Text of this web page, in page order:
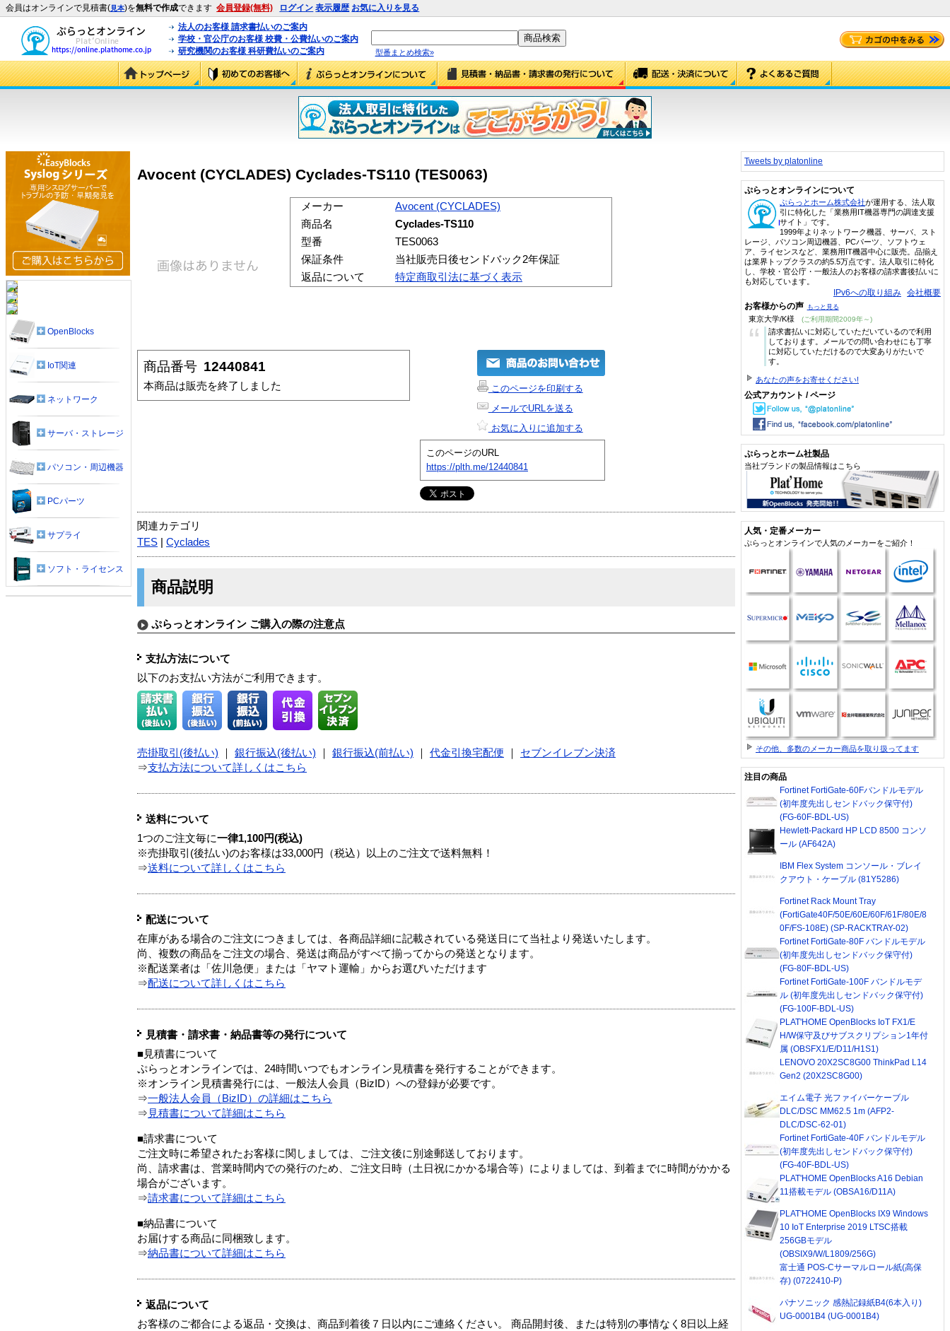
会員はオンラインで見積書(見本)を無料で作成できます 会員登録(無料) ログイン 表示履歴 お気に入りを見る
法人のお客様 請求書払いのご案内
学校・官公庁のお客様 校費・公費払いのご案内
研究機関のお客様 科研費払いのご案内
型番まとめ検索»
Avocent (CYCLADES) Cyclades-TS110 (TES0063)
メーカー
Avocent (CYCLADES)
商品名
Cyclades-TS110
型番
TES0063
保証条件
当社販売日後センドバック2年保証
返品について
特定商取引法に基づく表示
商品番号 12440841
本商品は販売を終了しました
このページを印刷する
メールでURLを送る
お気に入りに追加する
このページのURL
https://plth.me/12440841
関連カテゴリ
TES
Cyclades
商品説明
ぷらっとオンライン ご購入の際の注意点
支払方法について
以下のお支払い方法がご利用できます。
売掛取引(後払い) 銀行振込(後払い) 銀行振込(前払い) 代金引換宅配便
セブンイレブン決済
⇒支払方法について詳しくはこちら
送料について
1つのご注文毎に一律1,100円(税込)
※売掛取引(後払い)のお客様は33,000円（税込）以上のご注文で送料無料！
⇒送料について詳しくはこちら
配送について
在庫がある場合のご注文につきましては、各商品詳細に記載されている発送日にて当社より発送いたします。
尚、複数の商品をご注文の場合、発送は商品がすべて揃ってからの発送となります。
※配送業者は「佐川急便」または「ヤマト運輸」からお選びいただけます
⇒配送について詳しくはこちら
見積書・請求書・納品書等の発行について
■見積書について
ぷらっとオンラインでは、24時間いつでもオンライン見積書を発行することができます。
※オンライン見積書発行には、一般法人会員（BizID）への登録が必要です。
⇒一般法人会員（BizID）の詳細はこちら
⇒ 見積書について詳細はこちら
■請求書について
ご注文時に希望されたお客様に関しましては、ご注文後に別途郵送しております。
尚、請求書は、営業時間内での発行のため、ご注文日時（土日祝にかかる場合等）によりましては、到着までに時間がかかる
場合がございます。
⇒請求書について詳細はこちら
■納品書について
お届けする商品に同梱致します。
⇒納品書について詳細はこちら
返品について
お客様のご都合による返品・交換は、商品到着後７日以内にご連絡ください。 商品開封後、または特別の事情なく8日以上経
OpenBlocks
IoT関連
ネットワーク
サーバ・ストレージ
パソコン・周辺機器
PCパーツ
サプライ
ソフト・ライセンス
Tweets by platonline
ぷらっとオンラインについて
ぷらっとホーム株式会社が運用する、法人取
引に特化した「業務用IT機器専門の調達支援
サイト」です。
1999年よりネットワーク機器、サーバ、スト
レージ、パソコン周辺機器、PCパーツ、ソフトウェ
ア、ライセンスなど、業務用IT機器中心に販売。品揃え
は業界トップクラスの約5.5万点です。法人取引に特化
し、学校・官公庁・一般法人のお客様の請求書後払いに
も対応しています。
IPv6への取り組み 会社概要
お客様からの声 もっと見る
東京大学/K様 (ご利用期間2009年～)
“
請求書払いに対応していただいているので利用
しております。メールでの問い合わせにも丁寧
に対応していただけるので大変ありがたいで
す。
あなたの声をお寄せください!
公式アカウント / ページ
ぷらっとホーム社製品
当社ブランドの製品情報はこちら
人気・定番メーカー
ぷらっとオンラインで人気のメーカーをご紹介！
その他、多数のメーカー商品を取り扱ってます
注目の商品
Fortinet FortiGate-60Fバンドルモデル
(初年度先出しセンドバック保守付)
(FG-60F-BDL-US)
Hewlett-Packard HP LCD 8500 コンソ
ール (AF642A)
IBM Flex System コンソール・ブレイ
クアウト・ケーブル (81Y5286)
Fortinet Rack Mount Tray
(FortiGate40F/50E/60E/60F/61F/80E/8
0F/FS-108E) (SP-RACKTRAY-02)
Fortinet FortiGate-80F バンドルモデル
(初年度先出しセンドバック保守付)
(FG-80F-BDL-US)
Fortinet FortiGate-100F バンドルモデ
ル (初年度先出しセンドバック保守付)
(FG-100F-BDL-US)
PLAT'HOME OpenBlocks IoT FX1/E
H/W保守及びサブスクリプション1年付
属 (OBSFX1/E/D11/H1S1)
LENOVO 20X2SC8G00 ThinkPad L14
Gen2 (20X2SC8G00)
エイム電子 光ファイバーケーブル
DLC/DSC MM62.5 1m (AFP2-
DLC/DSC-62-01)
Fortinet FortiGate-40F バンドルモデル
(初年度先出しセンドバック保守付)
(FG-40F-BDL-US)
PLAT'HOME OpenBlocks A16 Debian
11搭載モデル (OBSA16/D11A)
PLAT'HOME OpenBlocks IX9 Windows
10 IoT Enterprise 2019 LTSC搭載
256GBモデル
(OBSIX9/W/L1809/256G)
富士通 POS-Cサーマルロール紙(高保
存) (0722410-P)
パナソニック 感熱記録紙B4(6本入り)
UG-0001B4 (UG-0001B4)